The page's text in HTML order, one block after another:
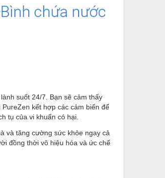
suốt 24/7. Bạn sẽ cảm thấy
kết hợp các cảm biến để
tụ của vi khuẩn có hại.
và tăng cường sức khỏe ngay cả
đồng thời vô hiệu hóa và ức chế